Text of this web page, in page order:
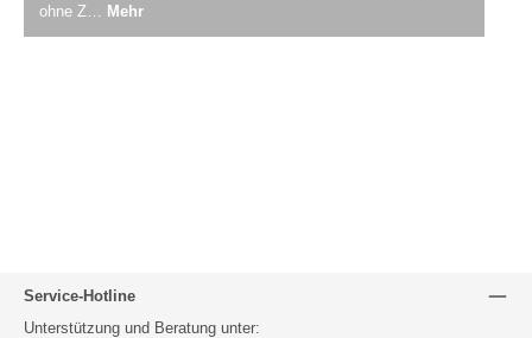
ohne Z… Mehr
Service-Hotline
Unterstützung und Beratung unter: